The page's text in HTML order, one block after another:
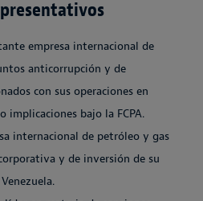
empresa internacional de
anticorrupción y de
con sus operaciones en
implicaciones bajo la FCPA.
internacional de petróleo y gas
y de inversión de su